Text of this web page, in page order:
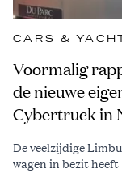
CARS &
Voormalig
de nieuwe
Cybertruck in
De veelzijdige
wagen in bezit heeft